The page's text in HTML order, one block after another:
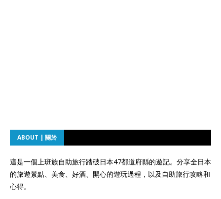
ABOUT | 關於
這是一個上班族自助旅行踏破日本47都道府縣的遊記。分享全日本
的旅遊景點、美食、好酒、開心的遊玩過程，以及自助旅行攻略和
心得。